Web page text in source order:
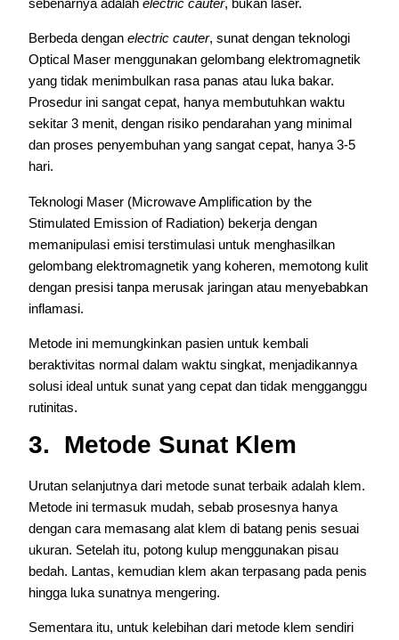
sebenarnya adalahelectric cauter, bukan laser.
Berbeda denganelectric cauter, sunat dengan teknologi
Optical Maser menggunakan gelombang elektromagnetik
yang tidak menimbulkan rasa panas atau luka bakar.
Prosedur ini sangat cepat, hanya membutuhkan waktu
sekitar 3 menit, dengan risiko pendarahan yang minimal
dan proses penyembuhan yang sangat cepat, hanya 3-5
hari.
Teknologi Maser (Microwave Amplification by the
Stimulated Emission of Radiation) bekerja dengan
memanipulasi emisi terstimulasi untuk menghasilkan
gelombang elektromagnetik yang koheren, memotong kulit
dengan presisi tanpa merusak jaringan atau menyebabkan
inflamasi.
Metode ini memungkinkan pasien untuk kembali
beraktivitas normal dalam waktu singkat, menjadikannya
solusi ideal untuk sunat yang cepat dan tidak mengganggu
rutinitas.
3. Metode Sunat Klem
Urutan selanjutnya dari metode sunat terbaik adalah klem.
Metode ini termasuk mudah, sebab prosesnya hanya
dengan cara memasang alat klem di batang penis sesuai
ukuran. Setelah itu, potong kulup menggunakan pisau
bedah. Lantas, kemudian klem akan terpasang pada penis
hingga luka sunatnya mengering.
Sementara itu, untuk kelebihan dari metode klem sendiri